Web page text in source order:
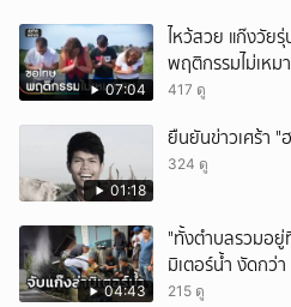
07:04
ไหว้สวย แก๊งวัย
พฤติกรรมไม่เหม
417 ดู
01:18
ยืนยันข่าวเศร้า "
324 ดู
04:43
"ทั้งตำบลรวมอยู่
มิเตอร์น้ำ งัดกว่
สารภาพขายหาเ
215 ดู